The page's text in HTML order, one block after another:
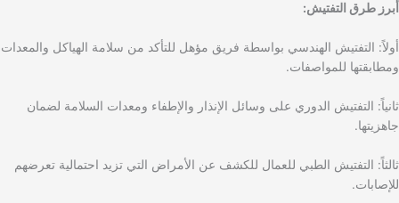
أبرز طرق التفتيش:
أولاً: التفتيش الهندسي بواسطة فريق مؤهل للتأكد من سلامة الهياكل والمعدات
ومطابقتها للمواصفات.
ثانياً: التفتيش الدوري على وسائل الإنذار والإطفاء ومعدات السلامة لضمان
جاهزيتها.
ثالثاً: التفتيش الطبي للعمال للكشف عن الأمراض التي تزيد احتمالية تعرضهم
للإصابات.